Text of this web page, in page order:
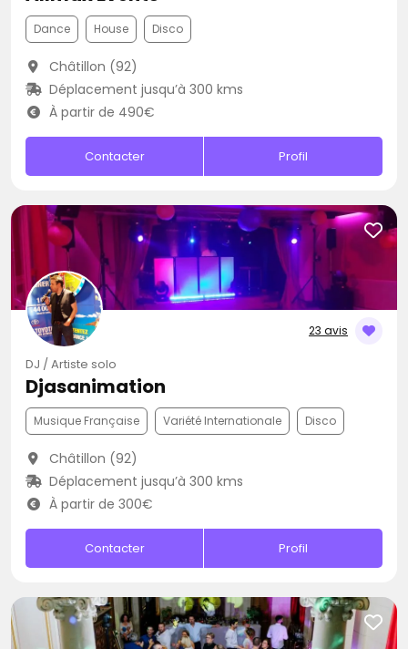
Dance House Disco
Châtillon (92)
Déplacement jusqu’à 300 kms
À partir de 490€
Contacter Profil
23 avis
DJ / Artiste solo
Djasanimation
Musique Française Variété Internationale Disco
Châtillon (92)
Déplacement jusqu’à 300 kms
À partir de 300€
Contacter Profil